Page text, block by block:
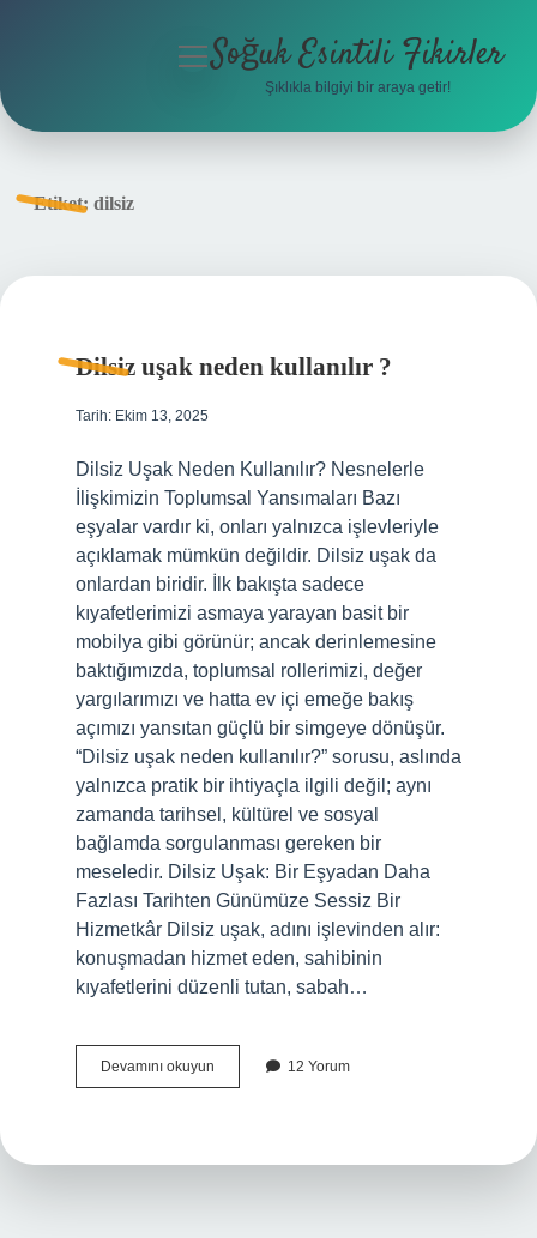
menüyü
Soğuk Esintili Fikirler
Şıklıkla bilgiyi bir araya getir!
Etiket: dilsiz
Dilsiz uşak neden kullanılır ?
Tarih: Ekim 13, 2025
Dilsiz Uşak Neden Kullanılır? Nesnelerle
İlişkimizin Toplumsal Yansımaları Bazı
eşyalar vardır ki, onları yalnızca işlevleriyle
açıklamak mümkün değildir. Dilsiz uşak da
onlardan biridir. İlk bakışta sadece
kıyafetlerimizi asmaya yarayan basit bir
mobilya gibi görünür; ancak derinlemesine
baktığımızda, toplumsal rollerimizi, değer
yargılarımızı ve hatta ev içi emeğe bakış
açımızı yansıtan güçlü bir simgeye dönüşür.
“Dilsiz uşak neden kullanılır?” sorusu, aslında
yalnızca pratik bir ihtiyaçla ilgili değil; aynı
zamanda tarihsel, kültürel ve sosyal
bağlamda sorgulanması gereken bir
meseledir. Dilsiz Uşak: Bir Eşyadan Daha
Fazlası Tarihten Günümüze Sessiz Bir
Hizmetkâr Dilsiz uşak, adını işlevinden alır:
konuşmadan hizmet eden, sahibinin
kıyafetlerini düzenli tutan, sabah…
Devamını okuyun
uşak
12 Yorum